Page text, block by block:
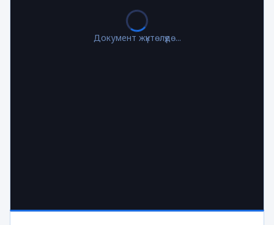
Документ жүктөлүүдө...